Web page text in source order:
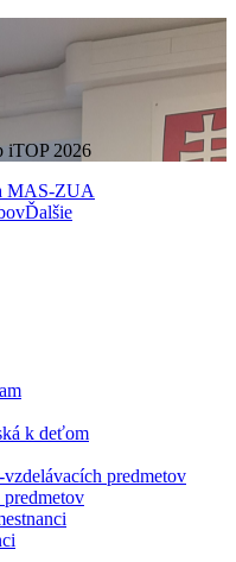
iTOP 2026
MAS-ZUA
Ďalšie
k deťom
predmetov